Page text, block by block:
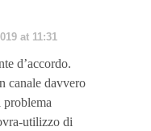
at 11:31
d’accordo.
canale davvero
utilizzo di